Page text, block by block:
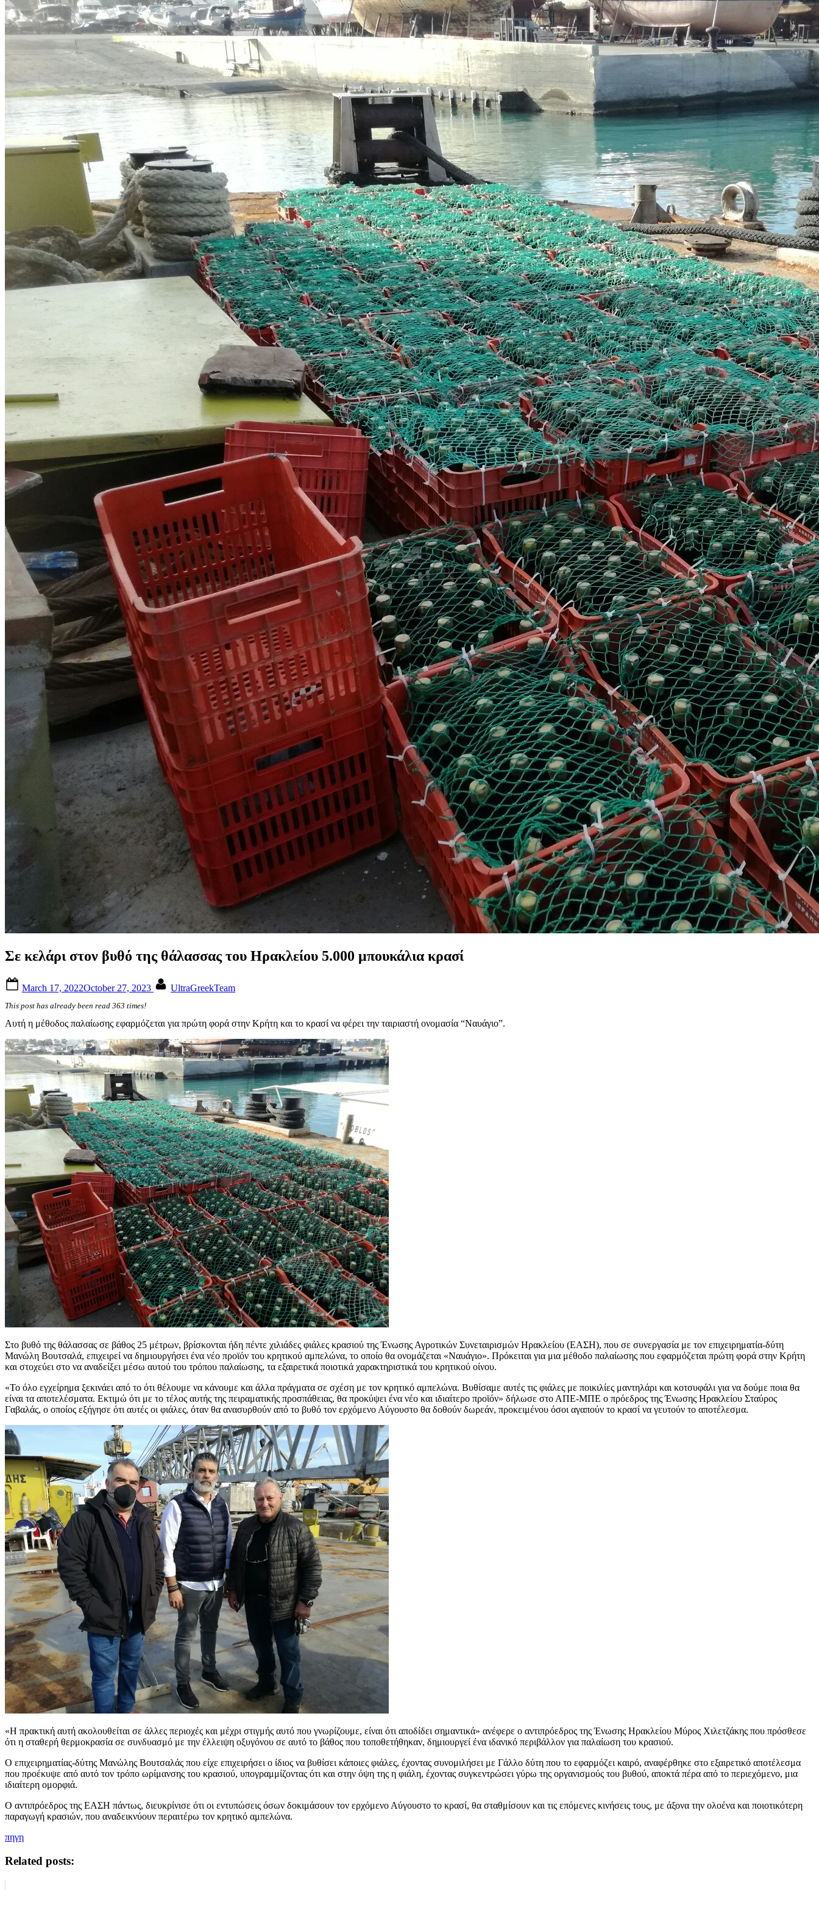
Σε κελάρι στον βυθό της θάλασσας του Ηρακλείου 5.000 μπουκάλια κρασί
on
March 17, 2022October 27, 2023 UltraGreekTeam
This post has already been read 363 times!
Αυτή η μέθοδος παλαίωσης εφαρμόζεται για πρώτη φορά στην Κρήτη και το κρασί να φέρει την ταιριαστή ονομασία “Ναυάγιο”.
Στο βυθό της θάλασσας σε βάθος 25 μέτρων, βρίσκονται ήδη πέντε χιλιάδες φιάλες κρασιού της Ένωσης Αγροτικών Συνεταιρισμών Ηρακλείου (ΕΑΣΗ), που σε συνεργασία με τον επιχειρηματία-δύτη
Μανώλη Βουτσαλά, επιχειρεί να δημιουργήσει ένα νέο προϊόν του κρητικού αμπελώνα, το οποίο θα ονομάζεται «Ναυάγιο». Πρόκειται για μια μέθοδο παλαίωσης που εφαρμόζεται πρώτη φορά στην Κρήτη
και στοχεύει στο να αναδείξει μέσω αυτού του τρόπου παλαίωσης, τα εξαιρετικά ποιοτικά χαρακτηριστικά του κρητικού οίνου.
«Το όλο εγχείρημα ξεκινάει από το ότι θέλουμε να κάνουμε και άλλα πράγματα σε σχέση με τον κρητικό αμπελώνα. Βυθίσαμε αυτές τις φιάλες με ποικιλίες μαντηλάρι και κοτσυφάλι για να δούμε ποια θα
είναι τα αποτελέσματα. Εκτιμώ ότι με το τέλος αυτής της πειραματικής προσπάθειας, θα προκύψει ένα νέο και ιδιαίτερο προϊόν» δήλωσε στο ΑΠΕ-ΜΠΕ ο πρόεδρος της Ένωσης Ηρακλείου Σταύρος
Γαβαλάς, ο οποίος εξήγησε ότι αυτές οι φιάλες, όταν θα ανασυρθούν από το βυθό τον ερχόμενο Αύγουστο θα δοθούν δωρεάν, προκειμένου όσοι αγαπούν το κρασί να γευτούν το αποτέλεσμα.
«Η πρακτική αυτή ακολουθείται σε άλλες περιοχές και μέχρι στιγμής αυτό που γνωρίζουμε, είναι ότι αποδίδει σημαντικά» ανέφερε ο αντιπρόεδρος της Ένωσης Ηρακλείου Μύρος Χιλετζάκης που πρόσθεσε
ότι η σταθερή θερμοκρασία σε συνδυασμό με την έλλειψη οξυγόνου σε αυτό το βάθος που τοποθετήθηκαν, δημιουργεί ένα ιδανικό περιβάλλον για παλαίωση του κρασιού.
Ο επιχειρηματίας-δύτης Μανώλης Βουτσαλάς που είχε επιχειρήσει ο ίδιος να βυθίσει κάποιες φιάλες, έχοντας συνομιλήσει με Γάλλο δύτη που το εφαρμόζει καιρό, αναφέρθηκε στο εξαιρετικό αποτέλεσμα
που προέκυψε από αυτό τον τρόπο ωρίμανσης του κρασιού, υπογραμμίζοντας ότι και στην όψη της η φιάλη, έχοντας συγκεντρώσει γύρω της οργανισμούς του βυθού, αποκτά πέρα από το περιεχόμενο, μια
ιδιαίτερη ομορφιά.
Ο αντιπρόεδρος της ΕΑΣΗ πάντως, διευκρίνισε ότι οι εντυπώσεις όσων δοκιμάσουν τον ερχόμενο Αύγουστο το κρασί, θα σταθμίσουν και τις επόμενες κινήσεις τους, με άξονα την ολοένα και ποιοτικότερη
παραγωγή κρασιών, που αναδεικνύουν περαιτέρω τον κρητικό αμπελώνα.
πηγη
Related posts: